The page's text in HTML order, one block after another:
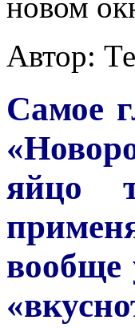
Автор:
Самое
яйцо
вообще